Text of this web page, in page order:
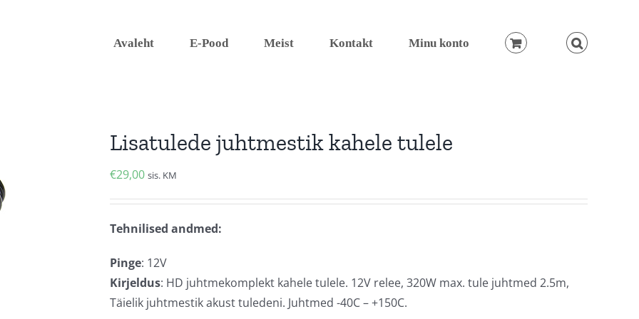
Avaleht E-Pood Meist Kontakt Minu konto
Lisatulede juhtmestik kahele tulele
€29,00 sis. KM
Tehnilised andmed:
Pinge: 12V
Kirjeldus: HD juhtmekomplekt kahele tulele. 12V relee, 320W max. tule juhtmed 2.5m,
Täielik juhtmestik akust tuledeni. Juhtmed -40C – +150C.